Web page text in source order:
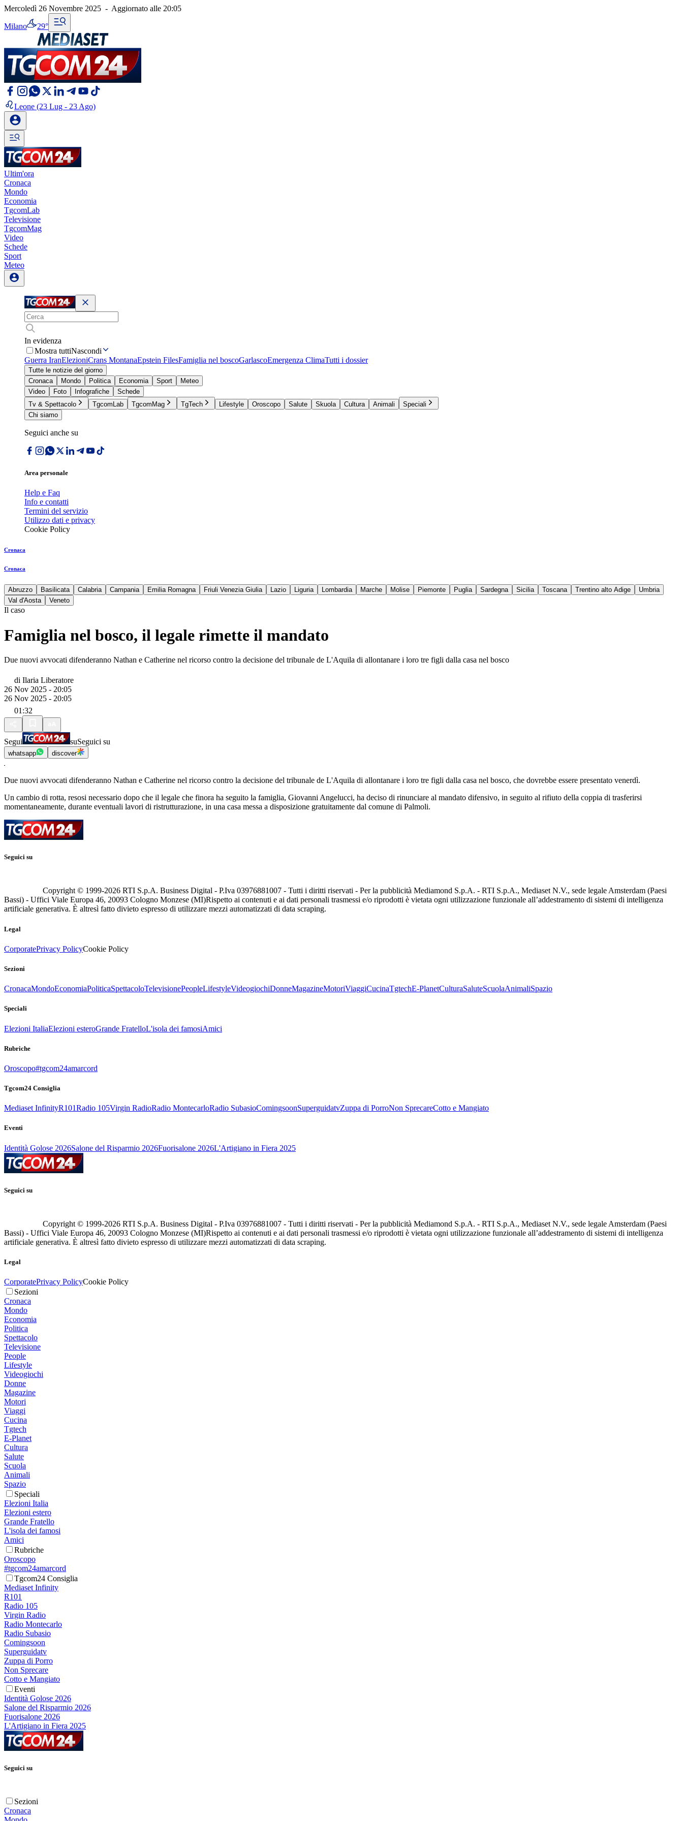
Mercoledì 26 Novembre 2025 - Aggiornato alle 20:05
Milano 29°
Leone (23 Lug - 23 Ago)
Ultim'ora
Cronaca
Mondo
Economia
TgcomLab
Televisione
TgcomMag
Video
Schede
Sport
Meteo
In evidenza
Mostra tuttiNascondi
Guerra IranElezioniCrans MontanaEpstein FilesFamiglia nel boscoGarlascoEmergenza ClimaTutti i dossier
Tutte le notizie del giorno
Cronaca
Mondo Politica Economia Sport
Meteo
Video
Foto Infografiche
Schede
Tv & Spettacolo
TgcomLab TgcomMag TgTech Lifestyle Oroscopo Salute Skuola Cultura Animali
Speciali
Chi siamo
Seguici anche su
Area personale
Help e Faq
Info e contatti
Termini del servizio
Utilizzo dati e privacy
Cookie Policy
Cronaca
Cronaca
Abruzzo Basilicata Calabria Campania Emilia Romagna Friuli Venezia Giulia Lazio Liguria Lombardia Marche Molise Piemonte Puglia Sardegna Sicilia Toscana Trentino alto Adige
Umbria
Val d'Aosta
Veneto
Il caso
Famiglia nel bosco, il legale rimette il mandato
Due nuovi avvocati difenderanno Nathan e Catherine nel ricorso contro la decisione del tribunale de L'Aquila di allontanare i loro tre figli dalla casa nel bosco
di Ilaria Liberatore
26 Nov 2025 - 20:05
26 Nov 2025 - 20:05
01:32
Segui suSeguici su
whatsapp discover
Due nuovi avvocati difenderanno Nathan e Catherine nel ricorso contro la decisione del tribunale de L'Aquila di allontanare i loro tre figli dalla casa nel bosco, che dovrebbe essere presentato venerdì.
Un cambio di rotta, resosi necessario dopo che il legale che finora ha seguito la famiglia, Giovanni Angelucci, ha deciso di rinunciare al mandato difensivo, in seguito al rifiuto della coppia di trasferirsi
momentaneamente, durante eventuali lavori di ristrutturazione, in una casa messa a disposizione gratuitamente dal comune di Palmoli.
Seguici su
Copyright © 1999-2026 RTI S.p.A. Business Digital - P.Iva 03976881007 - Tutti i diritti riservati - Per la pubblicità Mediamond S.p.A. - RTI S.p.A., Mediaset N.V., sede legale Amsterdam (Paesi
Bassi) - Uffici Viale Europa 46, 20093 Cologno Monzese (MI)Rispetto ai contenuti e ai dati personali trasmessi e/o riprodotti è vietata ogni utilizzazione funzionale all’addestramento di sistemi di intelligenza
artificiale generativa. È altresì fatto divieto espresso di utilizzare mezzi automatizzati di data scraping.
Legal
CorporatePrivacy PolicyCookie Policy
Sezioni
CronacaMondoEconomiaPoliticaSpettacoloTelevisionePeopleLifestyleVideogiochiDonneMagazineMotoriViaggiCucinaTgtechE-PlanetCulturaSaluteScuolaAnimaliSpazio
Speciali
Elezioni ItaliaElezioni esteroGrande FratelloL'isola dei famosiAmici
Rubriche
Oroscopo#tgcom24amarcord
Tgcom24 Consiglia
Mediaset InfinityR101Radio 105Virgin RadioRadio MontecarloRadio SubasioComingsoonSuperguidatvZuppa di PorroNon SprecareCotto e Mangiato
Eventi
Identità Golose 2026Salone del Risparmio 2026Fuorisalone 2026L'Artigiano in Fiera 2025
Seguici su
Copyright © 1999-2026 RTI S.p.A. Business Digital - P.Iva 03976881007 - Tutti i diritti riservati - Per la pubblicità Mediamond S.p.A. - RTI S.p.A., Mediaset N.V., sede legale Amsterdam (Paesi
Bassi) - Uffici Viale Europa 46, 20093 Cologno Monzese (MI)Rispetto ai contenuti e ai dati personali trasmessi e/o riprodotti è vietata ogni utilizzazione funzionale all’addestramento di sistemi di intelligenza
artificiale generativa. È altresì fatto divieto espresso di utilizzare mezzi automatizzati di data scraping.
Legal
CorporatePrivacy PolicyCookie Policy
Sezioni
Cronaca
Mondo
Economia
Politica
Spettacolo
Televisione
People
Lifestyle
Videogiochi
Donne
Magazine
Motori
Viaggi
Cucina
Tgtech
E-Planet
Cultura
Salute
Scuola
Animali
Spazio
Speciali
Elezioni Italia
Elezioni estero
Grande Fratello
L'isola dei famosi
Amici
Rubriche
Oroscopo
#tgcom24amarcord
Tgcom24 Consiglia
Mediaset Infinity
R101
Radio 105
Virgin Radio
Radio Montecarlo
Radio Subasio
Comingsoon
Superguidatv
Zuppa di Porro
Non Sprecare
Cotto e Mangiato
Eventi
Identità Golose 2026
Salone del Risparmio 2026
Fuorisalone 2026
L'Artigiano in Fiera 2025
Seguici su
Sezioni
Cronaca